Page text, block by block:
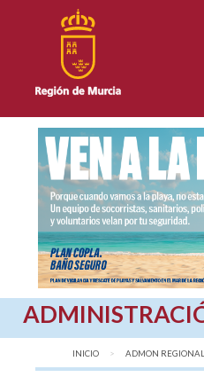
INICIO ADMON